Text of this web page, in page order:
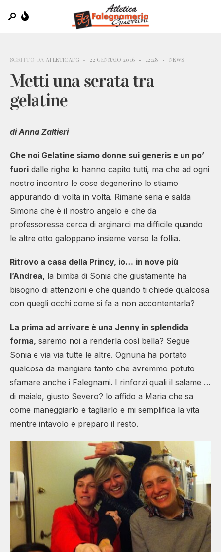
SCRITTO DA ATLETICAFG • 22 GENNAIO 2016 • 22:28 • NEWS
Metti una serata tra
gelatine
di Anna Zaltieri
Che noi Gelatine siamo donne sui generis e un po’
fuori dalle righe lo hanno capito tutti, ma che ad ogni
nostro incontro le cose degenerino lo stiamo
appurando di volta in volta. Rimane seria e salda
Simona che è il nostro angelo e che da
professoressa cerca di arginarci ma difficile quando
le altre otto galoppano insieme verso la follia.
Ritrovo a casa della Princy, io… in nove più
l’Andrea, la bimba di Sonia che giustamente ha
bisogno di attenzioni e che quando ti chiede qualcosa
con quegli occhi come si fa a non accontentarla?
La prima ad arrivare è una Jenny in splendida
forma, saremo noi a renderla così bella? Segue
Sonia e via via tutte le altre. Ognuna ha portato
qualcosa da mangiare tanto che avremmo potuto
sfamare anche i Falegnami. I rinforzi quali il salame …
di maiale, giusto Severo? lo affido a Maria che sa
come maneggiarlo e tagliarlo e mi semplifica la vita
mentre intavolo e preparo il resto.